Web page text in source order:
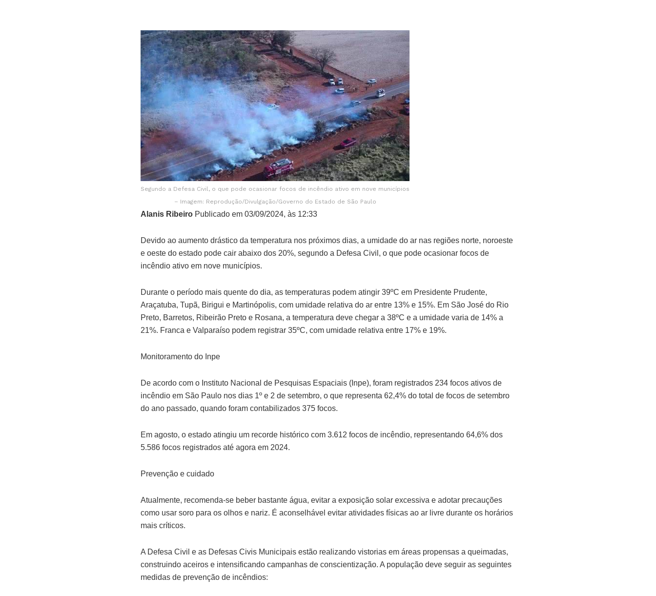
Segundo a Defesa Civil, o que pode ocasionar focos de incêndio ativo em nove municípios
– Imagem: Reprodução/Divulgação/Governo do Estado de São Paulo
Alanis Ribeiro Publicado em 03/09/2024, às 12:33
Devido ao aumento drástico da temperatura nos próximos dias, a umidade do ar nas regiões norte, noroeste
e oeste do estado pode cair abaixo dos 20%, segundo a Defesa Civil, o que pode ocasionar focos de
incêndio ativo em nove municípios.
Durante o período mais quente do dia, as temperaturas podem atingir 39ºC em Presidente Prudente,
Araçatuba, Tupã, Birigui e Martinópolis, com umidade relativa do ar entre 13% e 15%. Em São José do Rio
Preto, Barretos, Ribeirão Preto e Rosana, a temperatura deve chegar a 38ºC e a umidade varia de 14% a
21%. Franca e Valparaíso podem registrar 35ºC, com umidade relativa entre 17% e 19%.
Monitoramento do Inpe
De acordo com o Instituto Nacional de Pesquisas Espaciais (Inpe), foram registrados 234 focos ativos de
incêndio em São Paulo nos dias 1º e 2 de setembro, o que representa 62,4% do total de focos de setembro
do ano passado, quando foram contabilizados 375 focos.
Em agosto, o estado atingiu um recorde histórico com 3.612 focos de incêndio, representando 64,6% dos
5.586 focos registrados até agora em 2024.
Prevenção e cuidado
Atualmente, recomenda-se beber bastante água, evitar a exposição solar excessiva e adotar precauções
como usar soro para os olhos e nariz. É aconselhável evitar atividades físicas ao ar livre durante os horários
mais críticos.
A Defesa Civil e as Defesas Civis Municipais estão realizando vistorias em áreas propensas a queimadas,
construindo aceiros e intensificando campanhas de conscientização. A população deve seguir as seguintes
medidas de prevenção de incêndios: